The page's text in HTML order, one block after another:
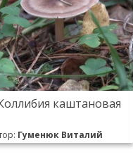
каштановая
Гуменюк Виталий